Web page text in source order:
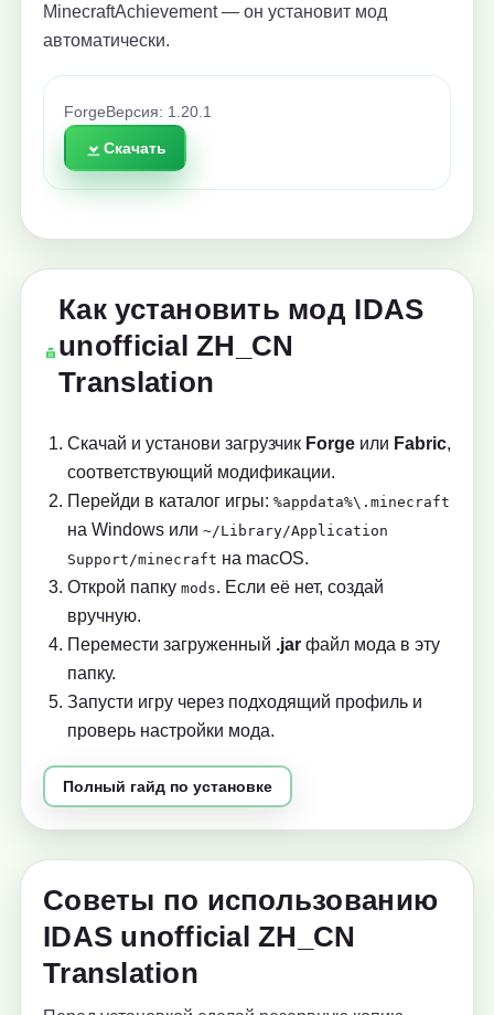
MinecraftAchievement — он установит мод
автоматически.
ForgeВерсия: 1.20.1
Скачать
Как установить мод IDAS
unofficial ZH_CN
Translation
Скачай и установи загрузчик Forge или Fabric,
соответствующий модификации.
Перейди в каталог игры: %appdata%\.minecraft
на Windows или ~/Library/Application
Support/minecraft на macOS.
Открой папку mods. Если её нет, создай
вручную.
Перемести загруженный .jar файл мода в эту
папку.
Запусти игру через подходящий профиль и
проверь настройки мода.
Полный гайд по установке
Советы по использованию
IDAS unofficial ZH_CN
Translation